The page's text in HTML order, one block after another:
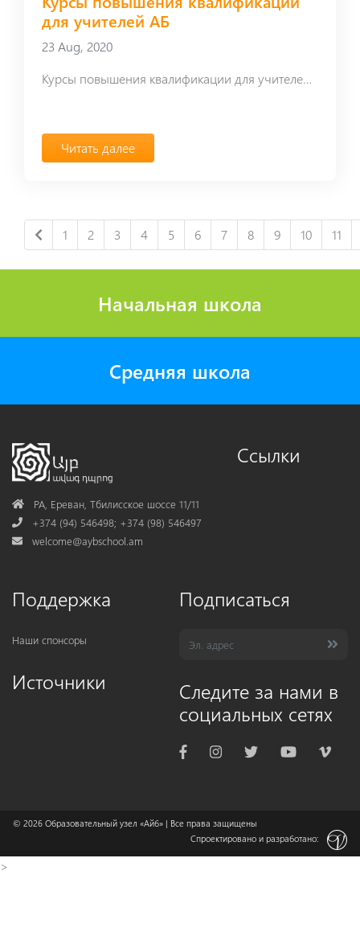
для учителей АБ
23 Aug, 2020
Курсы повышения квалификации для учителей АБ
Читать далее
1 2 3 4 5 6 7 8 9 10 11
Начальная школа
Средняя школа
AddressРА, Ереван, Тбилисское шоссе 11/11
Phone+374 (94) 546498; +374 (98) 546497
Mail
welcome@aybschool.am
Ссылки
Поддержка
Наши спонсоры
Источники
Подписаться
Следите за нами в
социальных сетях
© 2026 Образовательный узел «Айб» | Все права защищены
Спроектировано и разработано:
>